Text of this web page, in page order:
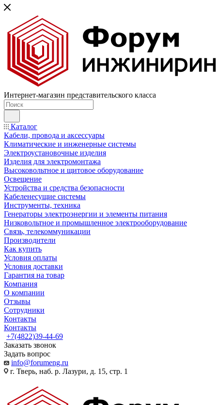
Интернет-магазин представительского класса
Каталог
Кабели, провода и аксессуары
Климатические и инженерные системы
Электроустановочные изделия
Изделия для электромонтажа
Высоковольтное и щитовое оборудование
Освещение
Устройства и средства безопасности
Кабеленесущие системы
Инструменты, техника
Генераторы электроэнергии и элементы питания
Низковольтное и промышленное электрооборудование
Связь, телекоммуникации
Производители
Как купить
Условия оплаты
Условия доставки
Гарантия на товар
Компания
О компании
Отзывы
Сотрудники
Контакты
Контакты
+7(4822)39-44-69
Заказать звонок
Задать вопрос
info@forumeng.ru
г. Тверь, наб. р. Лазури, д. 15, стр. 1